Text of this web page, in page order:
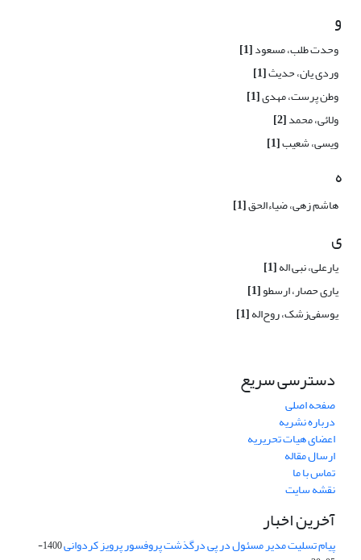
و
وحدت طلب، مسعود[1]
وردی یان، حدیث[1]
وطن پرست، مهدی[1]
ولائی، محمد[2]
ویسی، شعیب[1]
ه
هاشم زهی، ضیاءالحق[1]
ی
یارعلی، نبی اله[1]
یاری حصار، ارسطو[1]
یوسفی‌زشک، روح‌اله[1]
دسترسی سریع
صفحه اصلی
درباره نشریه
اعضای هیات تحریریه
ارسال مقاله
تماس با ما
نقشه سایت
آخرین اخبار
پیام تسلیت مدیر مسئول در پی درگذشت پروفسور پرویز کردوانی
1400-